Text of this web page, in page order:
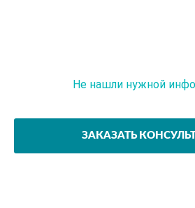
Не нашли нужной
ЗАКАЗАТЬ